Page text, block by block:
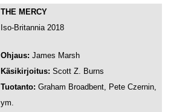
THE MERCY
Iso-Britannia 2018
Ohjaus: James Marsh
Käsikirjoitus: Scott Z. Burns
Tuotanto: Graham Broadbent, Pete Czernin,
ym.